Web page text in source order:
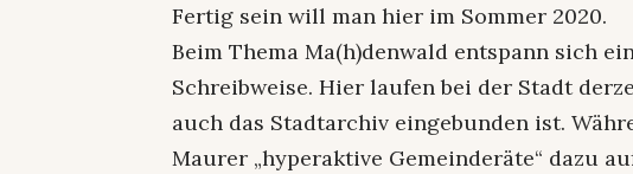
Fertig sein will man hier im Sommer 2020.
Beim Thema Ma(h)denwald entspann sich
Schreibweise. Hier laufen bei der Stadt
auch das Stadtarchiv eingebunden ist.
Maurer „hyperaktive Gemeinderäte“ dazu